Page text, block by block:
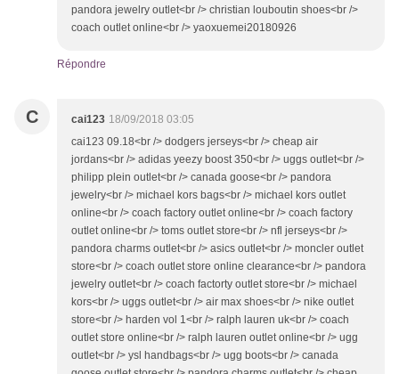
pandora jewelry outlet<br /> christian louboutin shoes<br />
coach outlet online<br /> yaoxuemei20180926
Répondre
C cai123 18/09/2018 03:05
cai123 09.18<br /> dodgers jerseys<br /> cheap air
jordans<br /> adidas yeezy boost 350<br /> uggs outlet<br />
philipp plein outlet<br /> canada goose<br /> pandora
jewelry<br /> michael kors bags<br /> michael kors outlet
online<br /> coach factory outlet online<br /> coach factory
outlet online<br /> toms outlet store<br /> nfl jerseys<br />
pandora charms outlet<br /> asics outlet<br /> moncler outlet
store<br /> coach outlet store online clearance<br /> pandora
jewelry outlet<br /> coach factorty outlet store<br /> michael
kors<br /> uggs outlet<br /> air max shoes<br /> nike outlet
store<br /> harden vol 1<br /> ralph lauren uk<br /> coach
outlet store online<br /> ralph lauren outlet online<br /> ugg
outlet<br /> ysl handbags<br /> ugg boots<br /> canada